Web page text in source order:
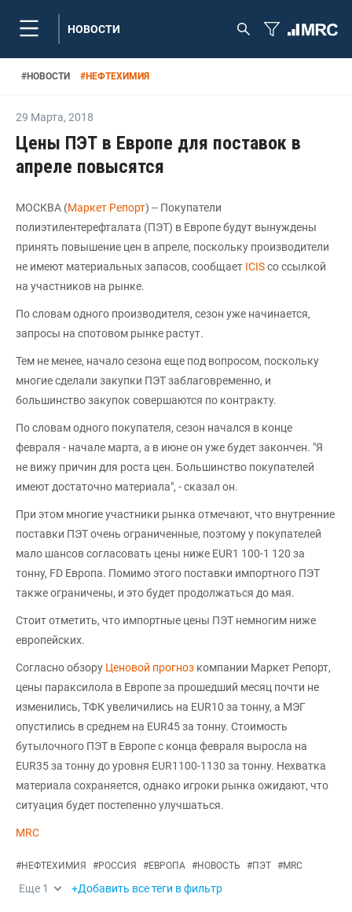
НОВОСТИ
#НОВОСТИ #НЕФТЕХИМИЯ
29 Марта, 2018
Цены ПЭТ в Европе для поставок в
апреле повысятся
МОСКВА (Маркет Репорт) -- Покупатели
полиэтилентерефталата (ПЭТ) в Европе будут вынуждены
принять повышение цен в апреле, поскольку производители
не имеют материальных запасов, сообщает ICISсо ссылкой
на участников на рынке.
По словам одного производителя, сезон уже начинается,
запросы на спотовом рынке растут.
Тем не менее, начало сезона еще под вопросом, поскольку
многие сделали закупки ПЭТ заблаговременно, и
большинство закупок совершаются по контракту.
По словам одного покупателя, сезон начался в конце
февраля - начале марта, а в июне он уже будет закончен. "Я
не вижу причин для роста цен. Большинство покупателей
имеют достаточно материала", - сказал он.
При этом многие участники рынка отмечают, что внутренние
поставки ПЭТ очень ограниченные, поэтому у покупателей
мало шансов согласовать цены ниже EUR1 100-1 120 за
тонну, FD Европа. Помимо этого поставки импортного ПЭТ
также ограничены, и это будет продолжаться до мая.
Стоит отметить, что импортные цены ПЭТ немногим ниже
европейских.
Согласно обзору Ценовой прогноз компании Маркет Репорт,
цены параксилола в Европе за прошедший месяц почти не
изменились, ТФК увеличились на EUR10 за тонну, а МЭГ
опустились в среднем на EUR45 за тонну. Стоимость
бутылочного ПЭТ в Европе с конца февраля выросла на
EUR35 за тонну до уровня EUR1100-1130 за тонну. Нехватка
материала сохраняется, однако игроки рынка ожидают, что
ситуация будет постепенно улучшаться.
MRC
#НЕФТЕХИМИЯ #РОССИЯ #ЕВРОПА #НОВОСТЬ #ПЭТ #MRC
Еще 1 +Добавить все теги в фильтр